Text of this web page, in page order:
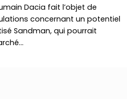
Dacia fait l’objet de
concernant un potentiel
Sandman, qui pourrait